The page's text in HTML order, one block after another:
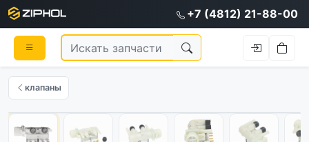
+7 (4812) 21-88-00
клапаны
1